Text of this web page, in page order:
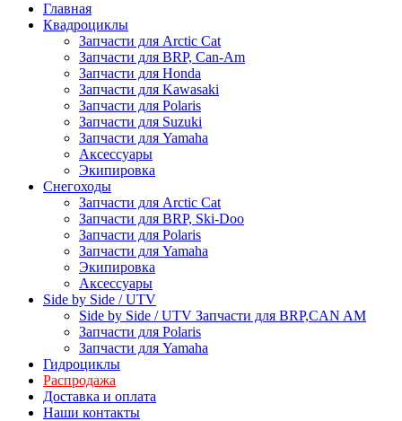
Главная
Квадроциклы
Запчасти для Arctic Cat
Запчасти для BRP, Can-Am
Запчасти для Honda
Запчасти для Kawasaki
Запчасти для Polaris
Запчасти для Suzuki
Запчасти для Yamaha
Аксессуары
Экипировка
Снегоходы
Запчасти для Arctic Cat
Запчасти для BRP, Ski-Doo
Запчасти для Polaris
Запчасти для Yamaha
Экипировка
Аксессуары
Side by Side / UTV
Side by Side / UTV Запчасти для BRP,CAN AM
Запчасти для Polaris
Запчасти для Yamaha
Гидроциклы
Распродажа
Доставка и оплата
Наши контакты